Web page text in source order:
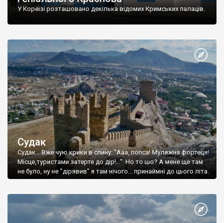
У Кореїзі розташовано декілька відомих Кримських палаців.
Судак
Судак... Вже чую крики в спину: "Ааа, попса! Муляжна фортеця!
Місце,туристами затерте до дір!..." Но то шо? А мене ще там
не було, ну не "дірявив" я там нічого... принаймні до цього літа.